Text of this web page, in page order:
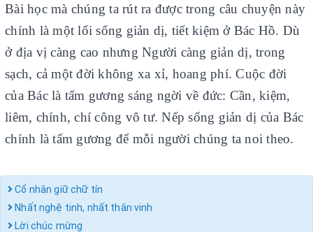
Bài học mà chúng ta rút ra được trong câu chuyện này
chính là một lối sống giản dị, tiết kiệm ở Bác Hồ. Dù
ở địa vị càng cao nhưng Người càng giản dị, trong
sạch, cả một đời không xa xỉ, hoang phí. Cuộc đời
của Bác là tấm gương sáng ngời về đức: Cần, kiệm,
liêm, chính, chí công vô tư. Nếp sống giản dị của Bác
chính là tấm gương để mỗi người chúng ta noi theo.
Cổ nhân giữ chữ tín
Nhất nghệ tinh, nhất thân vinh
Lời chúc mừng